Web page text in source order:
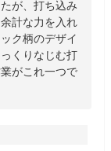
が、打ち込み
計な力を入れ
ク柄のデザイ
くりなじむ打
がこれ一つで